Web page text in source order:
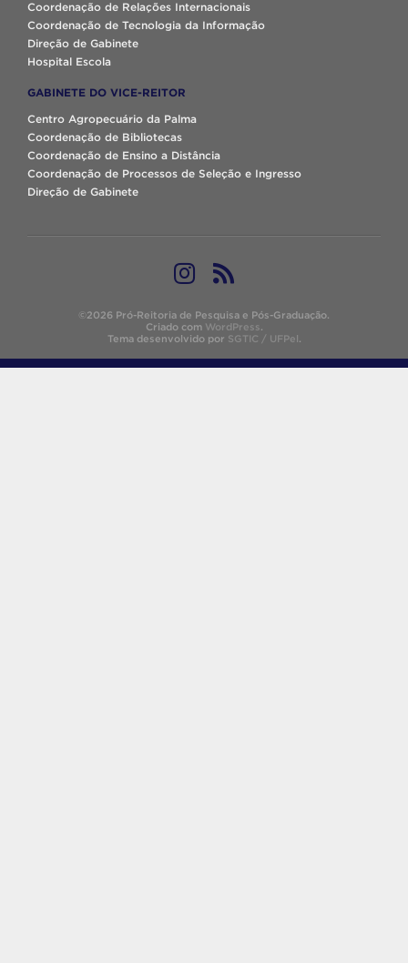
Coordenação de Relações Internacionais
Coordenação de Tecnologia da Informação
Direção de Gabinete
Hospital Escola
GABINETE DO VICE-REITOR
Centro Agropecuário da Palma
Coordenação de Bibliotecas
Coordenação de Ensino a Distância
Coordenação de Processos de Seleção e Ingresso
Direção de Gabinete
©2026 Pró-Reitoria de Pesquisa e Pós-Graduação.
Criado com WordPress.
Tema desenvolvido por SGTIC / UFPel.